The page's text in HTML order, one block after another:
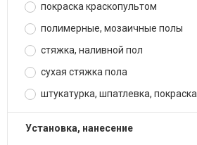
покраска краскопультом
полимерные, мозаичные полы
стяжка, наливной пол
сухая стяжка пола
штукатурка, шпатлевка, покраска
установка, нанесение